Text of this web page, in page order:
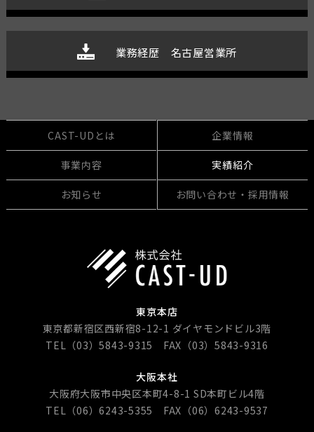
業務経歴 名古屋営業所
CAST-UDとは 企業情報
事業内容 実績紹介
お知らせ お問い合わせ・採用情報
東京本店
東京都新宿区西新宿8-12-1 ダイヤモンドビル3階
TEL（03）5843-9315 FAX（03）5843-9316
大阪本社
大阪府大阪市中央区本町4-8-1 SD本町ビル4階
TEL（06）6243-5355 FAX（06）6243-9537